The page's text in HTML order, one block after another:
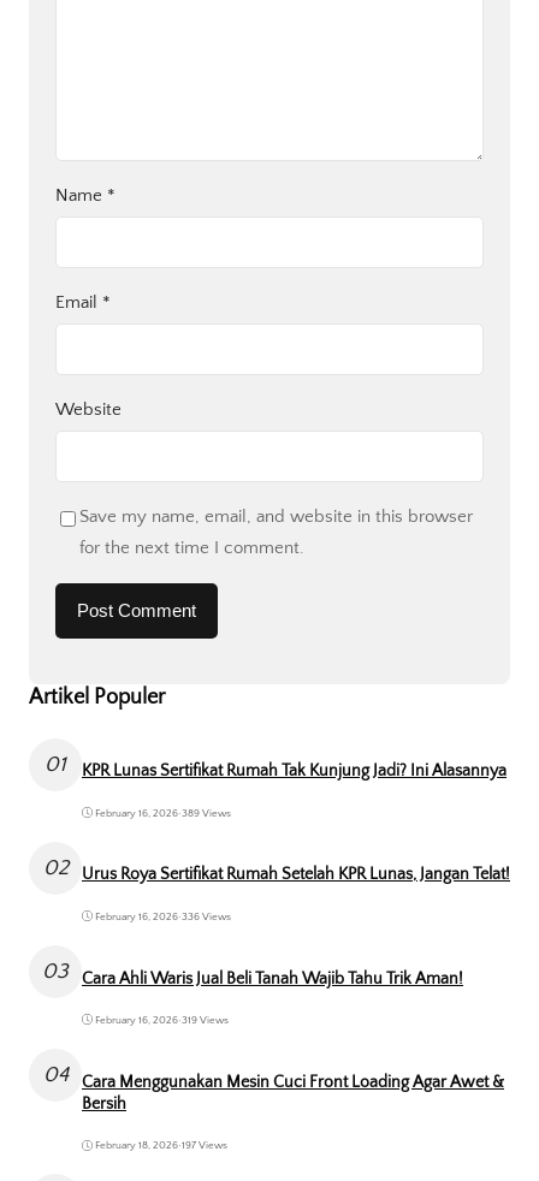
Name *
Email *
Website
Save my name, email, and website in this browser
for the next time I comment.
Artikel Populer
01 KPR Lunas Sertifikat Rumah Tak Kunjung Jadi? Ini Alasannya
February 16, 2026• 389 Views
02 Urus Roya Sertifikat Rumah Setelah KPR Lunas, Jangan Telat!
February 16, 2026• 336 Views
03 Cara Ahli Waris Jual Beli Tanah Wajib Tahu Trik Aman!
February 16, 2026•319 Views
04
Cara Menggunakan Mesin Cuci Front Loading Agar Awet &
Bersih
February 18, 2026•197 Views